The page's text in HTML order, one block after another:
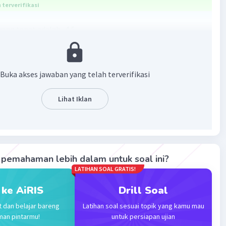
terverifikasi
-3 dan c = 9
+ 9 = 0
3(x + 3) = 0
x = -3
. (-3)
Buka akses jawaban yang telah terverifikasi
Lihat Iklan
lebih dalam untuk soal ini?
AiRIS
dan belajar bareng
pintarmu!
LATIHAN SOAL GRATIS!
Drill Soal
Latihan soal sesuai topik yang kamu mau
untuk persiapan ujian